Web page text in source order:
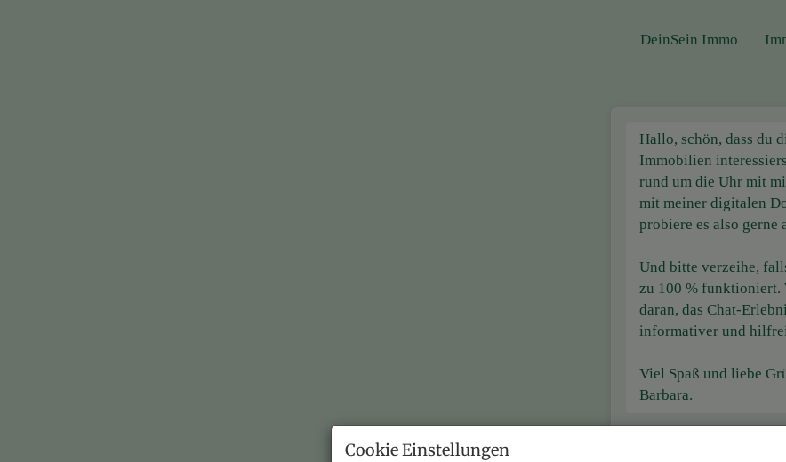
DeinSein Immo
Hallo, schön, dass du
Immobilien
rund um die Uhr mit
mit meiner digitalen
probiere es also gerne
Und bitte verzeihe,
zu 100 % funktioniert.
daran, das Chat-
informativer und
Viel Spaß und liebe
Barbara.
Cookie Einstellungen